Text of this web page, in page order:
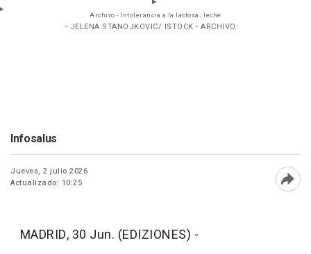
Archivo - Intolerancia a la lactosa , leche
- JELENA STANOJKOVIC/ ISTOCK - ARCHIVO
Infosalus
Jueves, 2 julio 2026
Actualizado: 10:25
MADRID, 30 Jun. (EDIZIONES) -